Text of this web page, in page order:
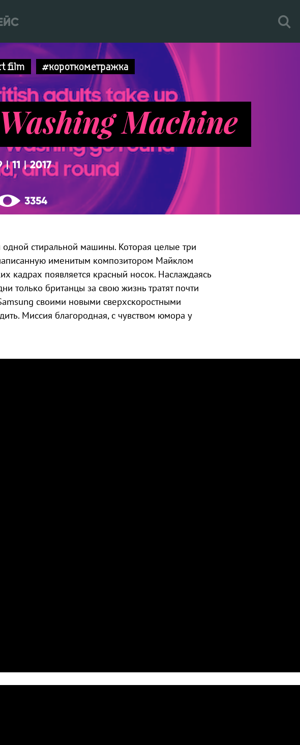
film #короткометражка
Machine
|11|2017
3354
стиральной машины. Которая целые три
именитым композитором Майклом
кадрах появляется красный носок. Наслаждаясь
только британцы за свою жизнь тратят почти
своими новыми сверхскоростными
Миссия благородная, с чувством юмора у